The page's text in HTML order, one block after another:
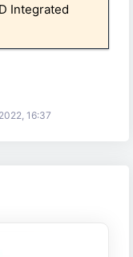
Integrated
16:37